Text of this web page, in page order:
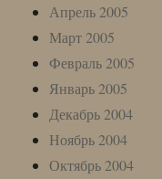
Апрель 2005
Март 2005
Февраль 2005
Январь 2005
Декабрь 2004
Ноябрь 2004
Октябрь 2004